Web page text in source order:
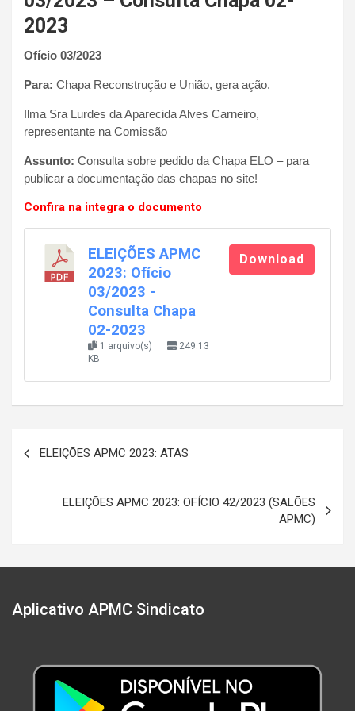
2023
Ofício 03/2023
Para: Chapa Reconstrução e União, gera ação.
Ilma Sra Lurdes da Aparecida Alves Carneiro,
representante na Comissão
Assunto: Consulta sobre pedido da Chapa ELO – para
publicar a documentação das chapas no site!
Confira na integra o documento
ELEIÇÕES APMC
2023: Ofício
03/2023 -
Consulta Chapa
02-2023
1 arquivo(s)
249.13
KB
Download
Navegação
ELEIÇÕES APMC 2023: ATAS
ELEIÇÕES APMC 2023: OFÍCIO 42/2023 (SALÕES
APMC)
Aplicativo APMC Sindicato